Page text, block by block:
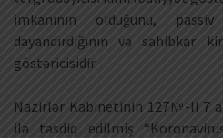
imkanının olduğunu,
dayandırdığının və
göstəricisidir.
Nazirlər Kabinetinin 127№-li 7
ilə təsdiq edilmiş